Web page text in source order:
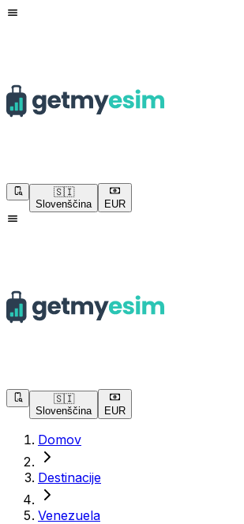
🇸🇮
Slovenščina
EUR
🇸🇮
Slovenščina
EUR
Domov
Destinacije
Venezuela